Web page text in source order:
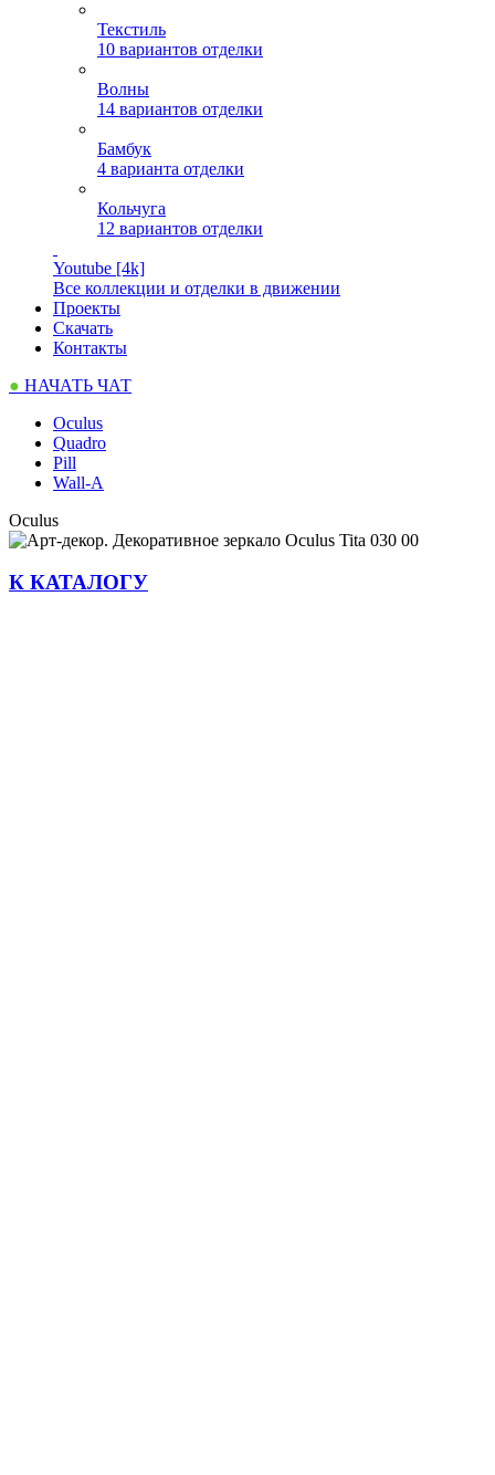
Текстиль
10 вариантов отделки
Волны
14 вариантов отделки
Бамбук
4 варианта отделки
Кольчуга
12 вариантов отделки
Youtube [4k]
Все коллекции и отделки в движении
Проекты
Скачать
Контакты
● НАЧАТЬ ЧАТ
Oculus
Quadro
Pill
Wall-A
Oculus
К КАТАЛОГУ